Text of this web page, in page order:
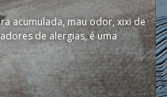
acumulada, mau odor, xixi de
de alergias, é uma